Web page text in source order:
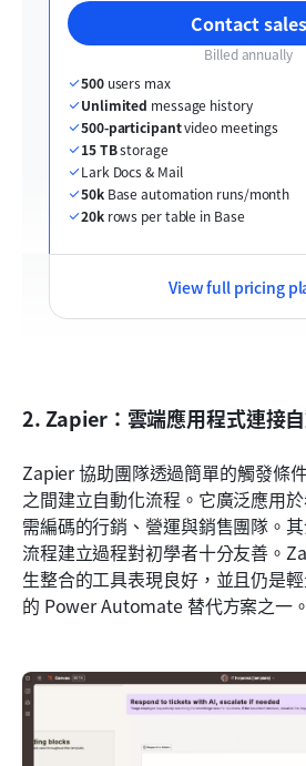
Contact sales
Billed annually
500 users max
Unlimited message history
500-participant video meetings
15 TB storage
Lark Docs & Mail
50k Base automation runs/month
20k rows per table in Base
View full pricing
2. Zapier：雲端應用程式連接
Zapier 協助團隊透過簡單的觸發條
之間建立自動化流程。它廣泛應用
需編碼的行銷、營運與銷售團隊。
流程建立過程對初學者十分友善。
生整合的工具表現良好，並且仍是
的 Power Automate 替代方案之一。